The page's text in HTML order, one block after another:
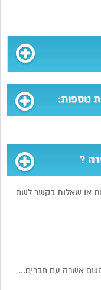
נוספות:
?
או שאלות בקשר לשם
אשרה עם חברים...